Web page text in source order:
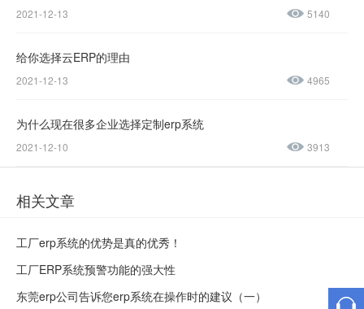
2021-12-13 5140
给你选择云ERP的理由
2021-12-13 4965
为什么现在很多企业选择定制erp系统
2021-12-10 3913
相关文章
工厂erp系统的优势是真的优秀！
工厂ERP系统预警功能的强大性
东莞erp公司告诉您erp系统在操作时的建议（一）